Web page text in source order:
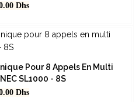
Dhs
Pour 8 Appels En Multi
SL1000 - 8S
Dhs